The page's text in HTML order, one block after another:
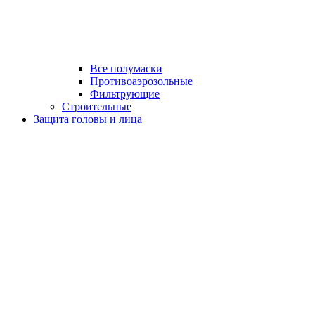
Все полумаски
Противоаэрозольные
Фильтрующие
Строительные
Защита головы и лица